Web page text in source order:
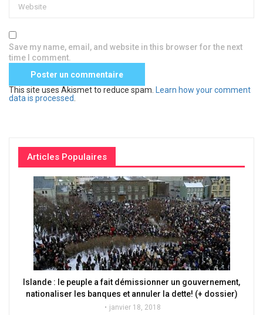
Save my name, email, and website in this browser for the next
time I comment.
This site uses Akismet to reduce spam.
Learn how your comment
data is processed
Articles Populaires
Islande : le peuple a fait démissionner un gouvernement,
nationaliser les banques et annuler la dette! (+ dossier)
janvier 18, 2018